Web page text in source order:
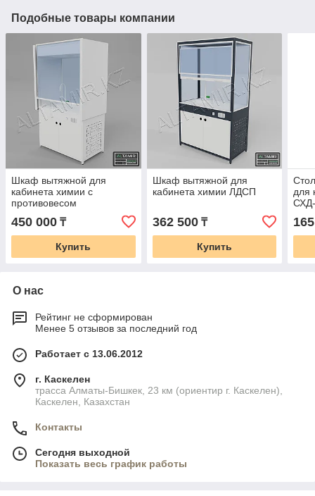
Подобные товары компании
Шкаф вытяжной для
кабинета химии с
противовесом
450 000 ₸
Купить
Шкаф вытяжной для
кабинета химии ЛДСП
362 500₸
Купить
для
О нас
Рейтинг не сформирован
Менее 5 отзывов за последний год
Работает с 13.06.2012
г. Каскелен
трасса Алматы-Бишкек, 23 км (ориентир г. Каскелен),
Каскелен, Казахстан
Контакты
Сегодня выходной
Показать весь график работы